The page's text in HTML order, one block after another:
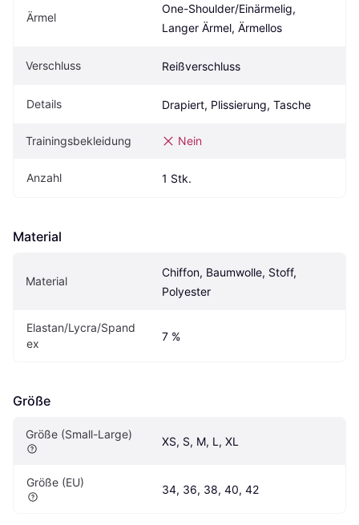
Ärmel
One-Shoulder/Einärmelig,
Langer Ärmel, Ärmellos
Verschluss Reißverschluss
Details Drapiert, Plissierung, Tasche
Trainingsbekleidung Nein
Anzahl 1 Stk.
Material
Material
Chiffon, Baumwolle, Stoff,
Polyester
Elastan/Lycra/Spand
ex
7 %
Größe
Größe (Small-Large)
XS, S, M, L, XL
Größe (EU)
34, 36, 38, 40, 42